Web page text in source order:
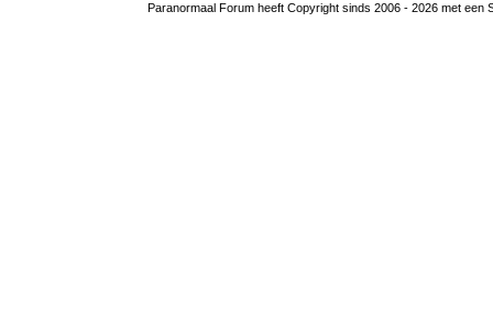
Paranormaal Forum heeft Copyright sinds 2006 - 2026 met een